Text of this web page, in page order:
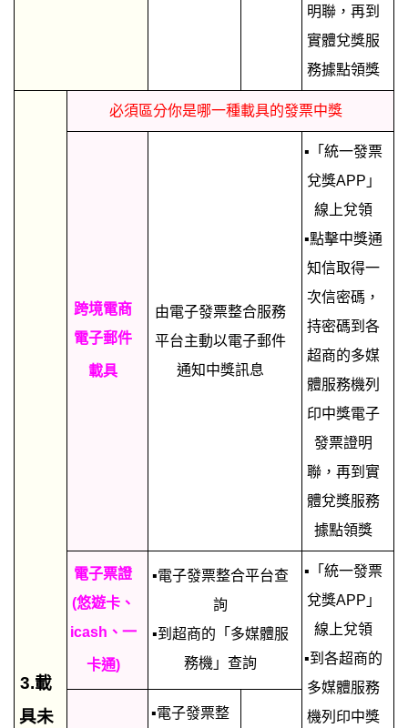
明聯，再到
實體兌獎服
務據點領獎
3.載
具未
必須區分你是哪一種載具的發票中獎
跨境電商
電子郵件
載具
由電子發票整合服務
平台主動以電子郵件
通知中獎訊息
▪「統一發票
兌獎APP」
線上兌領
▪點擊中獎通
知信取得一
次信密碼，
持密碼到各
超商的多媒
體服務機列
印中獎電子
發票證明
聯，再到實
體兌獎服務
據點領獎
電子票證
(悠遊卡、
icash、一
卡通)
▪電子發票整合平台查
詢
▪到超商的「多媒體服
務機」查詢
▪「統一發票
兌獎APP」
線上兌領
▪到各超商的
多媒體服務
機列印中獎
▪電子發票整